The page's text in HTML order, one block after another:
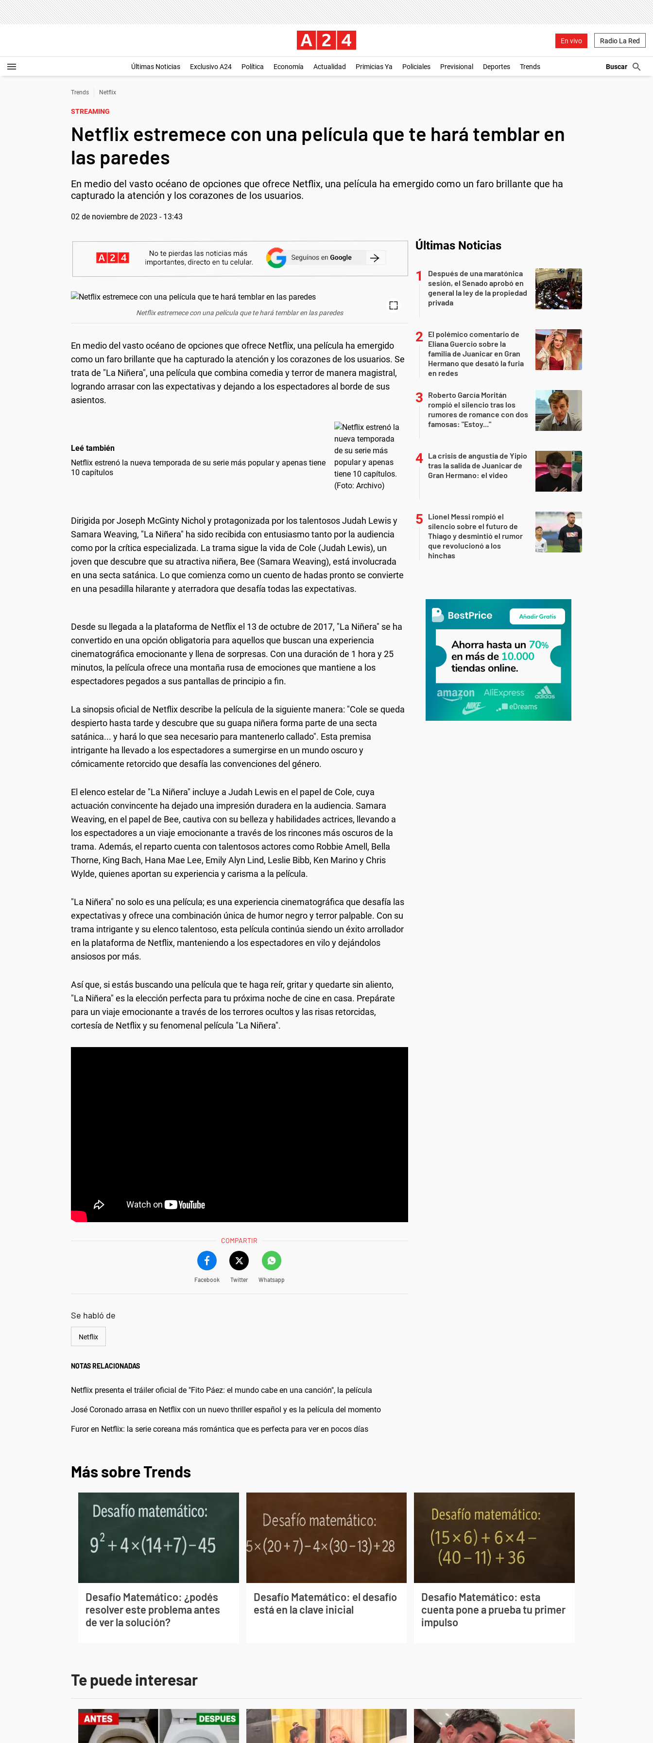
En vivo Radio La Red
Últimas Noticias Exclusivo A24 Política Economía Actualidad Primicias Ya Policiales Previsional Deportes Trends
Trends Netflix
STREAMING
Netflix estremece con una película que te hará temblar en
las paredes
En medio del vasto océano de opciones que ofrece Netflix, una película ha emergido como un faro brillante que ha
capturado la atención y los corazones de los usuarios.
02 de noviembre de 2023 - 13:43
Netflix estremece con una película que te hará temblar en las paredes
En medio del vasto océano de opciones que ofrece Netflix, una película ha emergido
como un faro brillante que ha capturado la atención y los corazones de los usuarios. Se
trata de "La Niñera", una película que combina comedia y terror de manera magistral,
logrando arrasar con las expectativas y dejando a los espectadores al borde de sus
asientos.
Leé también
Netflix estrenó la nueva temporada de su serie más popular y apenas tiene
10 capítulos
Dirigida por Joseph McGinty Nichol y protagonizada por los talentosos Judah Lewis y
Samara Weaving, "La Niñera" ha sido recibida con entusiasmo tanto por la audiencia
como por la crítica especializada. La trama sigue la vida de Cole (Judah Lewis), un
joven que descubre que su atractiva niñera, Bee (Samara Weaving), está involucrada
en una secta satánica. Lo que comienza como un cuento de hadas pronto se convierte
en una pesadilla hilarante y aterradora que desafía todas las expectativas.
Desde su llegada a la plataforma de Netflix el 13 de octubre de 2017, "La Niñera" se ha
convertido en una opción obligatoria para aquellos que buscan una experiencia
cinematográfica emocionante y llena de sorpresas. Con una duración de 1 hora y 25
minutos, la película ofrece una montaña rusa de emociones que mantiene a los
espectadores pegados a sus pantallas de principio a fin.
La sinopsis oficial de Netflix describe la película de la siguiente manera: "Cole se queda
despierto hasta tarde y descubre que su guapa niñera forma parte de una secta
satánica... y hará lo que sea necesario para mantenerlo callado". Esta premisa
intrigante ha llevado a los espectadores a sumergirse en un mundo oscuro y
cómicamente retorcido que desafía las convenciones del género.
El elenco estelar de "La Niñera" incluye a Judah Lewis en el papel de Cole, cuya
actuación convincente ha dejado una impresión duradera en la audiencia. Samara
Weaving, en el papel de Bee, cautiva con su belleza y habilidades actrices, llevando a
los espectadores a un viaje emocionante a través de los rincones más oscuros de la
trama. Además, el reparto cuenta con talentosos actores como Robbie Amell, Bella
Thorne, King Bach, Hana Mae Lee, Emily Alyn Lind, Leslie Bibb, Ken Marino y Chris
Wylde, quienes aportan su experiencia y carisma a la película.
"La Niñera" no solo es una película; es una experiencia cinematográfica que desafía las
expectativas y ofrece una combinación única de humor negro y terror palpable. Con su
trama intrigante y su elenco talentoso, esta película continúa siendo un éxito arrollador
en la plataforma de Netflix, manteniendo a los espectadores en vilo y dejándolos
ansiosos por más.
Así que, si estás buscando una película que te haga reír, gritar y quedarte sin aliento,
"La Niñera" es la elección perfecta para tu próxima noche de cine en casa. Prepárate
para un viaje emocionante a través de los terrores ocultos y las risas retorcidas,
cortesía de Netflix y su fenomenal película "La Niñera".
COMPARTIR
Facebook Twitter Whatsapp
Se habló de
Netflix
NOTAS RELACIONADAS
Netflix presenta el tráiler oficial de "Fito Páez: el mundo cabe en una canción", la película
José Coronado arrasa en Netflix con un nuevo thriller español y es la película del momento
Furor en Netflix: la serie coreana más romántica que es perfecta para ver en pocos días
Últimas Noticias
Después de una maratónica
sesión, el Senado aprobó en
general la ley de la propiedad
privada
El polémico comentario de
Eliana Guercio sobre la
familia de Juanicar en Gran
Hermano que desató la furia
en redes
Roberto García Moritán
rompió el silencio tras los
rumores de romance con dos
famosas: "Estoy..."
La crisis de angustia de Yipio
tras la salida de Juanicar de
Gran Hermano: el video
Lionel Messi rompió el
silencio sobre el futuro de
Thiago y desmintió el rumor
que revolucionó a los
hinchas
Más sobre Trends
Desafío Matemático: ¿podés
resolver este problema antes
de ver la solución?
Desafío Matemático: el desafío
está en la clave inicial
Desafío Matemático: esta
cuenta pone a prueba tu primer
impulso
Te puede interesar